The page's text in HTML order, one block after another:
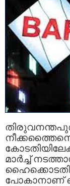
മാര്‍ച്ച്
ഹൈക്കൊടതി
പോകാനാണ്